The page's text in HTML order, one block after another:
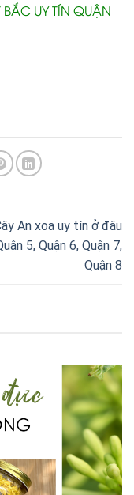
UY TÍN QUẬN
An xoa uy tín ở đâu
5, Quận 6, Quận 7,
Quận 8